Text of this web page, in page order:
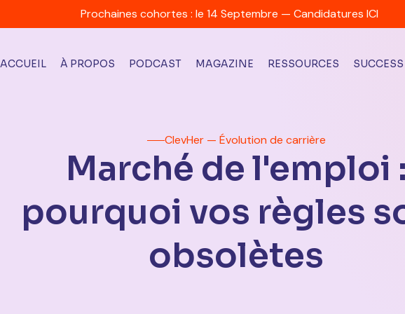
Prochaines cohortes : le 14 Septembre — Candidatures ICI
ACCUEIL À PROPOS PODCAST MAGAZINE RESSOURCES
ClevHer — Évolution de carrière
Marché de l'emploi :
pourquoi vos règles
obsolètes